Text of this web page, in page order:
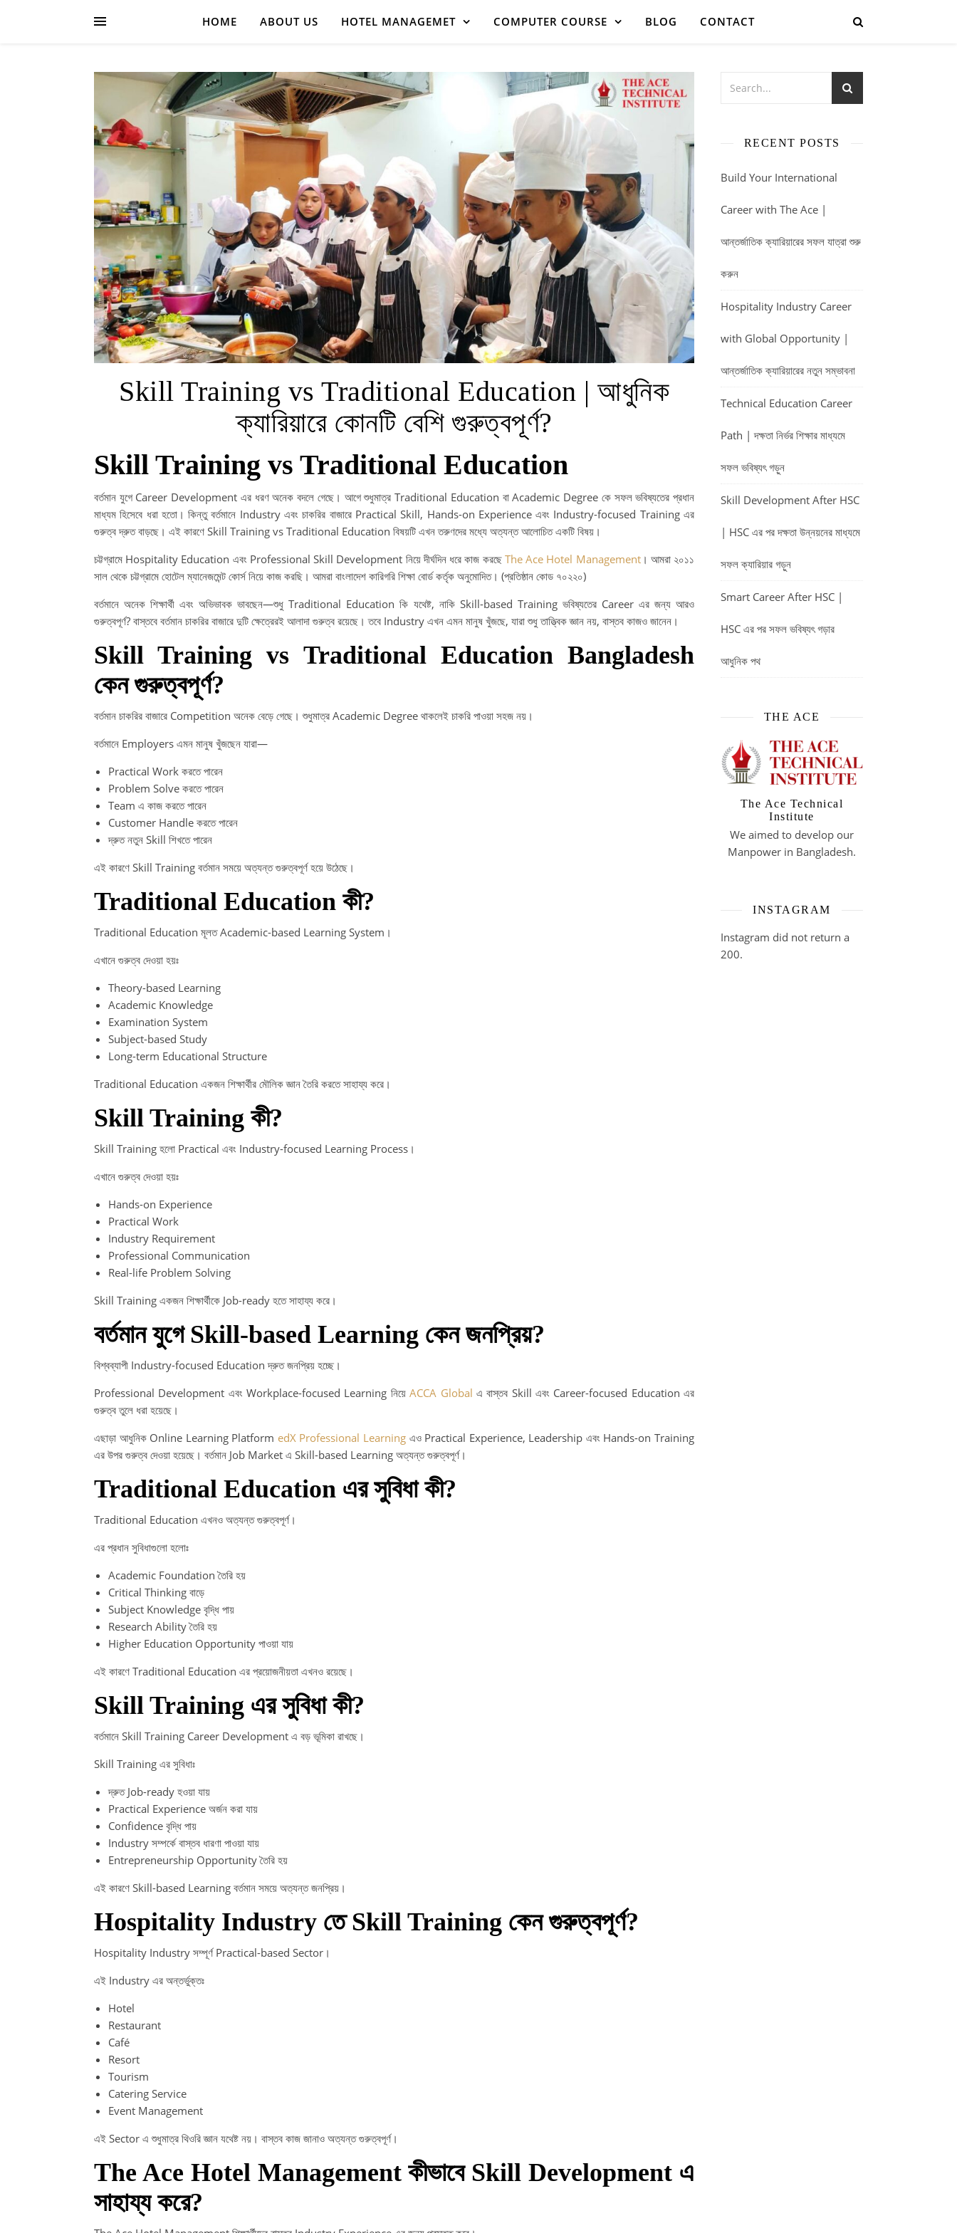
HOME ABOUT US HOTEL MANAGEMET COMPUTER COURSE BLOG CONTACT
Skill Training vs Traditional Education | আধুনিক
ক্যারিয়ারে কোনটি বেশি গুরুত্বপূর্ণ?
Skill Training vs Traditional Education
বর্তমান যুগে Career Development এর ধরণ অনেক বদলে গেছে। আগে শুধুমাত্র Traditional Education বা Academic Degree কে সফল ভবিষ্যতের প্রধান
মাধ্যম হিসেবে ধরা হতো। কিন্তু বর্তমানে Industry এবং চাকরির বাজারে Practical Skill, Hands-on Experience এবং Industry-focused Training এর
গুরুত্ব দ্রুত বাড়ছে। এই কারণে Skill Training vs Traditional Education বিষয়টি এখন তরুণদের মধ্যে অত্যন্ত আলোচিত একটি বিষয়।
চট্টগ্রামে Hospitality Education এবং Professional Skill Development নিয়ে দীর্ঘদিন ধরে কাজ করছে The Ace Hotel Management। আমরা ২০১১
সাল থেকে চট্টগ্রামে হোটেল ম্যানেজমেন্ট কোর্স নিয়ে কাজ করছি। আমরা বাংলাদেশ কারিগরি শিক্ষা বোর্ড কর্তৃক অনুমোদিত। (প্রতিষ্ঠান কোড ৭০২২০)
বর্তমানে অনেক শিক্ষার্থী এবং অভিভাবক ভাবছেন—শুধু Traditional Education কি যথেষ্ট, নাকি Skill-based Training ভবিষ্যতের Career এর জন্য আরও
গুরুত্বপূর্ণ? বাস্তবে বর্তমান চাকরির বাজারে দুটি ক্ষেত্রেরই আলাদা গুরুত্ব রয়েছে। তবে Industry এখন এমন মানুষ খুঁজছে, যারা শুধু তাত্ত্বিক জ্ঞান নয়, বাস্তব কাজও জানেন।
Skill Training vs Traditional Education Bangladesh
কেন গুরুত্বপূর্ণ?
বর্তমান চাকরির বাজারে Competition অনেক বেড়ে গেছে। শুধুমাত্র Academic Degree থাকলেই চাকরি পাওয়া সহজ নয়।
বর্তমানে Employers এমন মানুষ খুঁজছেন যারা—
Practical Work করতে পারেন
Problem Solve করতে পারেন
Team এ কাজ করতে পারেন
Customer Handle করতে পারেন
দ্রুত নতুন Skill শিখতে পারেন
এই কারণে Skill Training বর্তমান সময়ে অত্যন্ত গুরুত্বপূর্ণ হয়ে উঠেছে।
Traditional Education কী?
Traditional Education মূলত Academic-based Learning System।
এখানে গুরুত্ব দেওয়া হয়ঃ
Theory-based Learning
Academic Knowledge
Examination System
Subject-based Study
Long-term Educational Structure
Traditional Education একজন শিক্ষার্থীর মৌলিক জ্ঞান তৈরি করতে সাহায্য করে।
Skill Training কী?
Skill Training হলো Practical এবং Industry-focused Learning Process।
এখানে গুরুত্ব দেওয়া হয়ঃ
Hands-on Experience
Practical Work
Industry Requirement
Professional Communication
Real-life Problem Solving
Skill Training একজন শিক্ষার্থীকে Job-ready হতে সাহায্য করে।
বর্তমান যুগে Skill-based Learning কেন জনপ্রিয়?
বিশ্বব্যাপী Industry-focused Education দ্রুত জনপ্রিয় হচ্ছে।
Professional Development এবং Workplace-focused Learning নিয়ে ACCA Global এ বাস্তব Skill এবং Career-focused Education এর
গুরুত্ব তুলে ধরা হয়েছে।
এছাড়া আধুনিক Online Learning Platform edX Professional Learning এও Practical Experience, Leadership এবং Hands-on Training
এর উপর গুরুত্ব দেওয়া হয়েছে। বর্তমান Job Market এ Skill-based Learning অত্যন্ত গুরুত্বপূর্ণ।
Traditional Education এর সুবিধা কী?
Traditional Education এখনও অত্যন্ত গুরুত্বপূর্ণ।
এর প্রধান সুবিধাগুলো হলোঃ
Academic Foundation তৈরি হয়
Critical Thinking বাড়ে
Subject Knowledge বৃদ্ধি পায়
Research Ability তৈরি হয়
Higher Education Opportunity পাওয়া যায়
এই কারণে Traditional Education এর প্রয়োজনীয়তা এখনও রয়েছে।
Skill Training এর সুবিধা কী?
বর্তমানে Skill Training Career Development এ বড় ভূমিকা রাখছে।
Skill Training এর সুবিধাঃ
দ্রুত Job-ready হওয়া যায়
Practical Experience অর্জন করা যায়
Confidence বৃদ্ধি পায়
Industry সম্পর্কে বাস্তব ধারণা পাওয়া যায়
Entrepreneurship Opportunity তৈরি হয়
এই কারণে Skill-based Learning বর্তমান সময়ে অত্যন্ত জনপ্রিয়।
Hospitality Industry তে Skill Training কেন গুরুত্বপূর্ণ?
Hospitality Industry সম্পূর্ণ Practical-based Sector।
এই Industry এর অন্তর্ভুক্তঃ
Hotel
Restaurant
Café
Resort
Tourism
Catering Service
Event Management
এই Sector এ শুধুমাত্র থিওরি জ্ঞান যথেষ্ট নয়। বাস্তব কাজ জানাও অত্যন্ত গুরুত্বপূর্ণ।
The Ace Hotel Management কীভাবে Skill Development এ
সাহায্য করে?
RECENT POSTS
Build Your International
Career with The Ace |
আন্তর্জাতিক ক্যারিয়ারের সফল যাত্রা শুরু
করুন
Hospitality Industry Career
with Global Opportunity |
আন্তর্জাতিক ক্যারিয়ারের নতুন সম্ভাবনা
Technical Education Career
Path | দক্ষতা নির্ভর শিক্ষার মাধ্যমে
সফল ভবিষ্যৎ গড়ুন
Skill Development After HSC
| HSC এর পর দক্ষতা উন্নয়নের মাধ্যমে
সফল ক্যারিয়ার গড়ুন
Smart Career After HSC |
HSC এর পর সফল ভবিষ্যৎ গড়ার
আধুনিক পথ
THE ACE
The Ace Technical
Institute
We aimed to develop our
Manpower in Bangladesh.
INSTAGRAM
Instagram did not return a
200.